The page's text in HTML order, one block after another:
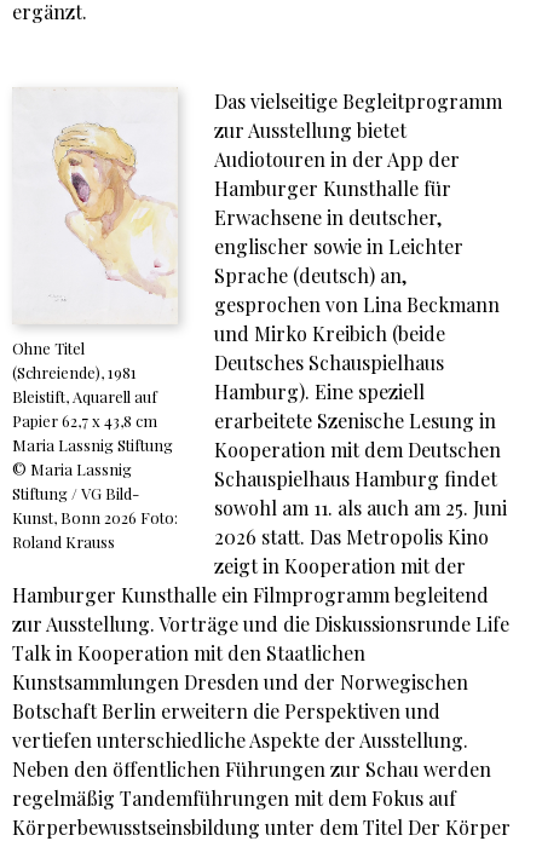
ergänzt.
Ohne Titel
(Schreiende), 1981
Bleistift, Aquarell auf
Papier 62,7 x 43,8 cm
Maria Lassnig Stiftung
© Maria Lassnig
Stiftung / VG Bild-
Kunst, Bonn 2026 Foto:
Roland Krauss
Das vielseitige Begleitprogramm
zur Ausstellung bietet
Audiotouren in der App der
Hamburger Kunsthalle für
Erwachsene in deutscher,
englischer sowie in Leichter
Sprache (deutsch) an,
gesprochen von Lina Beckmann
und Mirko Kreibich (beide
Deutsches Schauspielhaus
Hamburg). Eine speziell
erarbeitete Szenische Lesung in
Kooperation mit dem Deutschen
Schauspielhaus Hamburg findet
sowohl am 11. als auch am 25. Juni
2026 statt. Das Metropolis Kino
zeigt in Kooperation mit der
Hamburger Kunsthalle ein Filmprogramm begleitend
zur Ausstellung. Vorträge und die Diskussionsrunde Life
Talk in Kooperation mit den Staatlichen
Kunstsammlungen Dresden und der Norwegischen
Botschaft Berlin erweitern die Perspektiven und
vertiefen unterschiedliche Aspekte der Ausstellung.
Neben den öffentlichen Führungen zur Schau werden
regelmäßig Tandemführungen mit dem Fokus auf
Körperbewusstseinsbildung unter dem Titel Der Körper